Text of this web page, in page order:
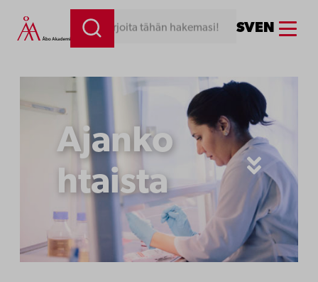
Siirry
sisältöön
Kirjoita tähän hakemasi! SVEN Menu
Ajanko
htaista